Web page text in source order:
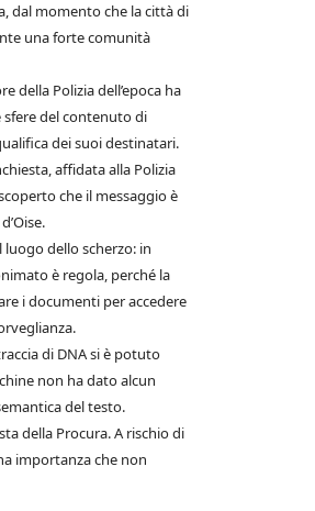
dal momento che la città di
una forte comunità
della Polizia dell’epoca ha
del contenuto di
dei suoi destinatari.
affidata alla Polizia
che il messaggio è
luogo dello scherzo: in
è regola, perché la
i documenti per accedere
di DNA si è potuto
non ha dato alcun
del testo.
della Procura. A rischio di
importanza che non